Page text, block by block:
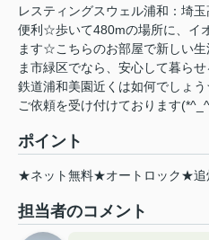
レスティングスウェル浦和：埼
便利☆歩いて480mの場所に、イ
ます☆こちらのお部屋で新しい
ま市緑区でなら、安心して暮ら
鉄道浦和美園近くは如何でしょ
ご依頼を受け付けております
ポイント
★ネット無料★オートロック★
担当者のコメント